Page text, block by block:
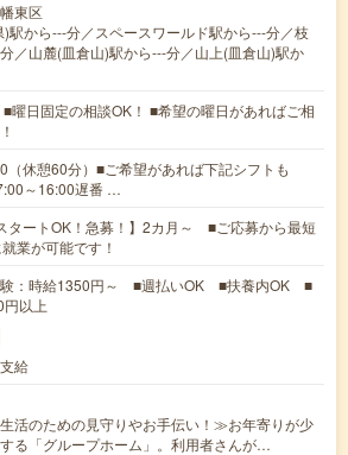
東区
)駅から---分／スペースワールド駅から---分／枝
／山麓(皿倉山)駅から---分／山上(皿倉山)駅か
曜日固定の相談OK！ ■希望の曜日があればご相
（休憩60分）■ご希望があれば下記シフトも
～16:00遅番 …
タートOK！急募！】2カ月～ ■ご応募から最短
業が可能です！
験：時給1350円～ ■週払いOK ■扶養内OK ■
円以上
給
活のための見守りやお手伝い！≫お年寄りが少
る「グループホーム」。利用者さんが…